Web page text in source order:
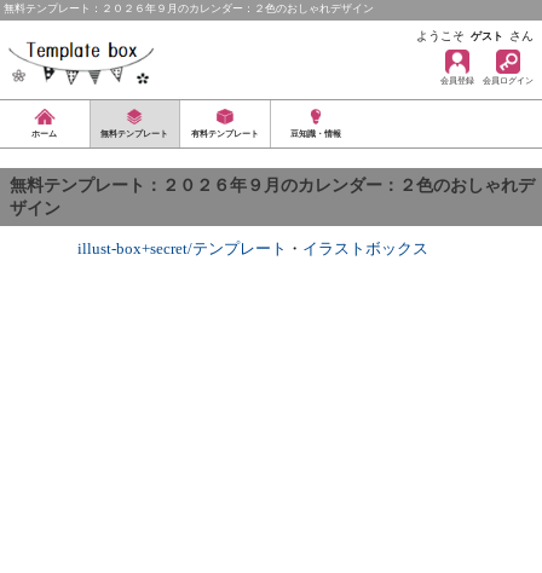
無料テンプレート：２０２６年９月のカレンダー：２色のおしゃれデザイン
ようこそ ゲスト さん
会員登録 会員ログイン
ホーム 無料テンプレート 有料テンプレート 豆知識・情報
無料テンプレート：２０２６年９月のカレンダー：２色のおしゃれデ
ザイン
illust-box+secret/テンプレート ・ イラストボックス